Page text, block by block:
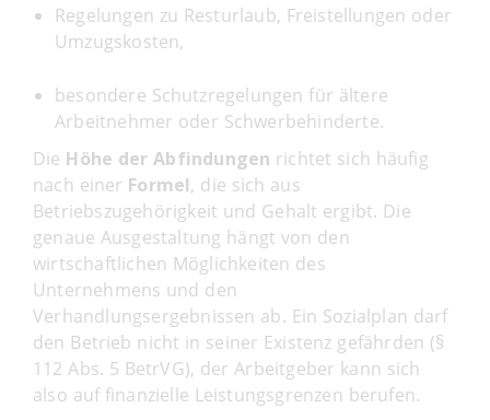
Regelungen zu Resturlaub, Freistellungen oder
Umzugskosten,
besondere Schutzregelungen für ältere
Arbeitnehmer oder Schwerbehinderte.
Die Höhe der Abfindungen richtet sich häufig
nach einer Formel, die sich aus
Betriebszugehörigkeit und Gehalt ergibt. Die
genaue Ausgestaltung hängt von den
wirtschaftlichen Möglichkeiten des
Unternehmens und den
Verhandlungsergebnissen ab. Ein Sozialplan darf
den Betrieb nicht in seiner Existenz gefährden (§
112 Abs. 5 BetrVG), der Arbeitgeber kann sich
also auf finanzielle Leistungsgrenzen berufen.